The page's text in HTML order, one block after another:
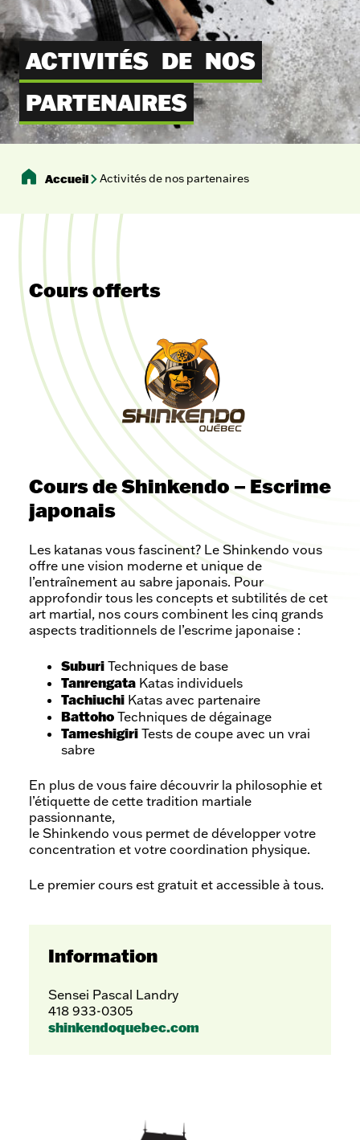
ACTIVITÉS DE NOS
PARTENAIRES
Accueil Activités de nos partenaires
Cours offerts
Activités
de
nos
partenaires
Cours de Shinkendo – Escrime
japonais
Les katanas vous fascinent? Le Shinkendo vous
offre une vision moderne et unique de
l’entraînement au sabre japonais. Pour
approfondir tous les concepts et subtilités de cet
art martial, nos cours combinent les cinq grands
aspects traditionnels de l’escrime japonaise :
Suburi Techniques de base
Tanrengata Katas individuels
Tachiuchi Katas avec partenaire
Battoho Techniques de dégainage
Tameshigiri Tests de coupe avec un vrai
sabre
En plus de vous faire découvrir la philosophie et
l’étiquette de cette tradition martiale
passionnante,
le Shinkendo vous permet de développer votre
concentration et votre coordination physique.
Le premier cours est gratuit et accessible à tous.
Information
Sensei Pascal Landry
418 933-0305
shinkendoquebec.com